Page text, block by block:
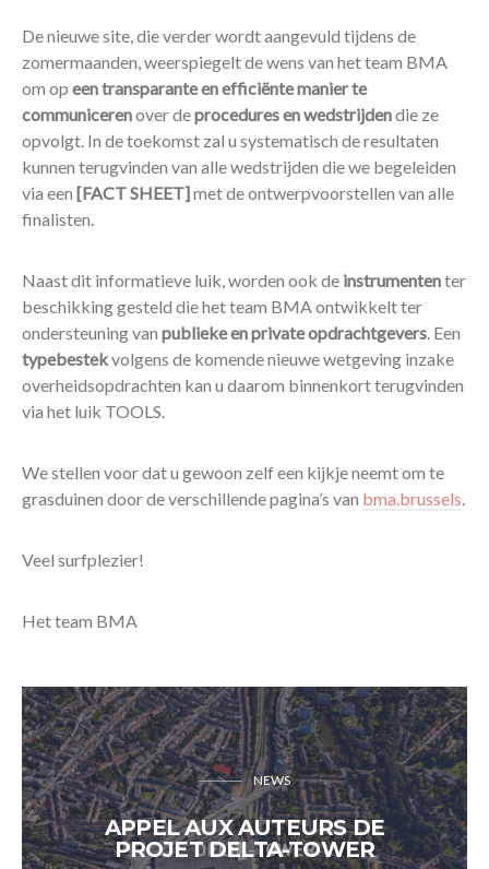
De nieuwe site, die verder wordt aangevuld tijdens de
zomermaanden, weerspiegelt de wens van het team BMA
om op een transparante en efficiënte manier te
communicerenover deprocedures en wedstrijdendie ze
opvolgt. In de toekomst zal u systematisch de resultaten
kunnen terugvinden van alle wedstrijden die we begeleiden
via een [FACT SHEET]met de ontwerpvoorstellen van alle
finalisten.
Naast dit informatieve luik, worden ook de instrumententer
beschikking gesteld die het team BMA ontwikkelt ter
ondersteuning van publieke en private opdrachtgevers. Een
typebestekvolgens de komende nieuwe wetgeving inzake
overheidsopdrachten kan u daarom binnenkort terugvinden
via het luik TOOLS.
We stellen voor dat u gewoon zelf een kijkje neemt om te
grasduinen door de verschillende pagina’s van bma.brussels.
Veel surfplezier!
Het team BMA
NEWS
APPEL AUX AUTEURS DE
PROJET DELTA-TOWER